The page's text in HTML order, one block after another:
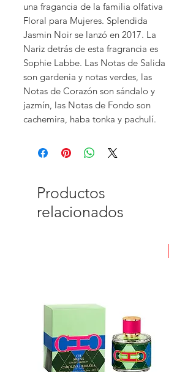
una fragancia de la familia olfativa
Floral para Mujeres. Splendida
Jasmin Noir se lanzó en 2017. La
Nariz detrás de esta fragrancia es
Sophie Labbe. Las Notas de Salida
son gardenia y notas verdes, las
Notas de Corazón son sándalo y
jazmín, las Notas de Fondo son
cachemira, haba tonka y pachulí.
Productos
relacionados